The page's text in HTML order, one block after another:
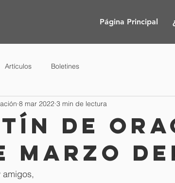
Página Principal
Artículos Boletines
de
marzo
8 mar 2022 3 min de lectura
amigos,